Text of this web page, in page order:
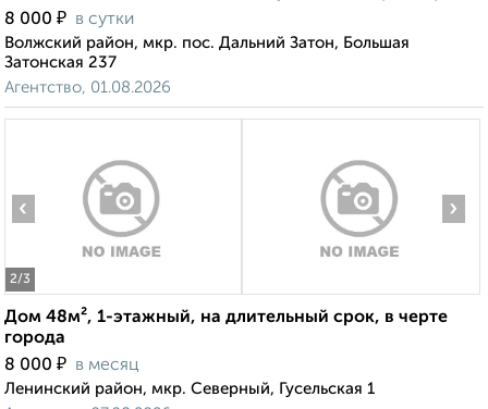
8 000 ₽ в сутки
Волжский район, мкр. пос. Дальний Затон, Большая
Затонская 237
Агентство, 01.08.2026
2/3
‹ ›
Дом 48м², 1-этажный, на длительный срок, в черте
города
8 000 ₽ в месяц
Ленинский район, мкр. Северный, Гусельская 1